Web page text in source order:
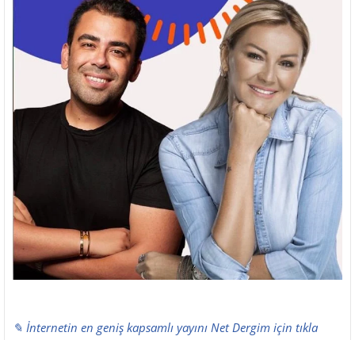
✎ İnternetin en geniş kapsamlı yayını Net Dergim için tıkla